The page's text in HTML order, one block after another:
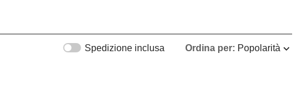
Ordina per: Popolarità
Spedizione inclusa